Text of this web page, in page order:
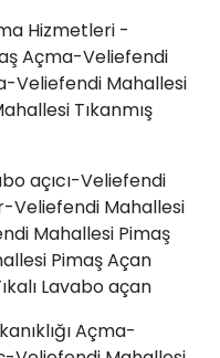
Hizmetleri -
Açma-Veliefendi
Veliefendi Mahallesi
Tıkanmış
açıcı-Veliefendi
Veliefendi Mahallesi
Mahallesi Pimaş
Pimaş Açan
Lavabo açan
Açma-